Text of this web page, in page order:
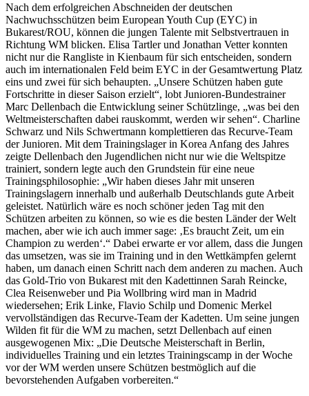
Nach dem erfolgreichen Abschneiden der deutschen
Nachwuchsschützen beim European Youth Cup (EYC) in
Bukarest/ROU, können die jungen Talente mit Selbstvertrauen in
Richtung WM blicken. Elisa Tartler und Jonathan Vetter konnten
nicht nur die Rangliste in Kienbaum für sich entscheiden, sondern
auch im internationalen Feld beim EYC in der Gesamtwertung Platz
eins und zwei für sich behaupten. „Unsere Schützen haben gute
Fortschritte in dieser Saison erzielt“, lobt Junioren-Bundestrainer
Marc Dellenbach die Entwicklung seiner Schützlinge, „was bei den
Weltmeisterschaften dabei rauskommt, werden wir sehen“. Charline
Schwarz und Nils Schwertmann komplettieren das Recurve-Team
der Junioren. Mit dem Trainingslager in Korea Anfang des Jahres
zeigte Dellenbach den Jugendlichen nicht nur wie die Weltspitze
trainiert, sondern legte auch den Grundstein für eine neue
Trainingsphilosophie: „Wir haben dieses Jahr mit unseren
Trainingslagern innerhalb und außerhalb Deutschlands gute Arbeit
geleistet. Natürlich wäre es noch schöner jeden Tag mit den
Schützen arbeiten zu können, so wie es die besten Länder der Welt
machen, aber wie ich auch immer sage: ‚Es braucht Zeit, um ein
Champion zu werden‘.“ Dabei erwarte er vor allem, dass die Jungen
das umsetzen, was sie im Training und in den Wettkämpfen gelernt
haben, um danach einen Schritt nach dem anderen zu machen. Auch
das Gold-Trio von Bukarest mit den Kadettinnen Sarah Reincke,
Clea Reisenweber und Pia Wollbring wird man in Madrid
wiedersehen; Erik Linke, Flavio Schilp und Domenic Merkel
vervollständigen das Recurve-Team der Kadetten. Um seine jungen
Wilden fit für die WM zu machen, setzt Dellenbach auf einen
ausgewogenen Mix: „Die Deutsche Meisterschaft in Berlin,
individuelles Training und ein letztes Trainingscamp in der Woche
vor der WM werden unsere Schützen bestmöglich auf die
bevorstehenden Aufgaben vorbereiten.“